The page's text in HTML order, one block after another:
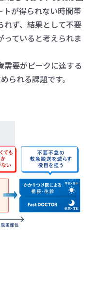
トが得られない時間帯
れず、結果として不要
っていると考えられま
需要がピークに達する
られる課題です。